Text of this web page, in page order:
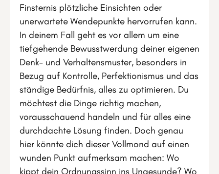
Finsternis plötzliche Einsichten oder
unerwartete Wendepunkte hervorrufen kann.
In deinem Fall geht es vor allem um eine
tiefgehende Bewusstwerdung deiner eigenen
Denk- und Verhaltensmuster, besonders in
Bezug auf Kontrolle, Perfektionismus und das
ständige Bedürfnis, alles zu optimieren. Du
möchtest die Dinge richtig machen,
vorausschauend handeln und für alles eine
durchdachte Lösung finden. Doch genau
hier könnte dich dieser Vollmond auf einen
wunden Punkt aufmerksam machen: Wo
kippt dein Ordnungssinn ins Ungesunde? Wo